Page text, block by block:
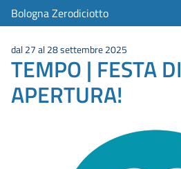
Bologna Zerodiciotto
dal 27 al 28 settembre 2025
TEMPO | FESTA DI
APERTURA!